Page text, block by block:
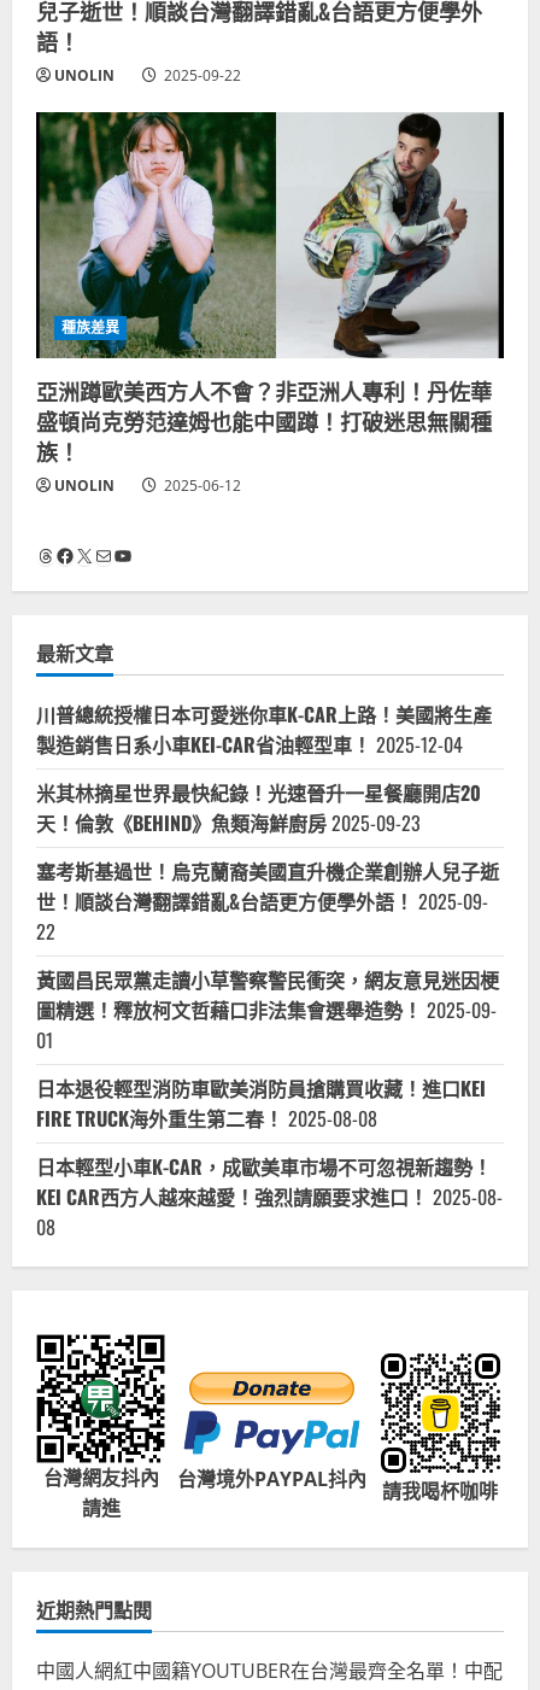
兒子逝世！順談台灣翻譯錯亂&台語更方便學外
語！
UNOLIN 2025-09-22
種族差異
亞洲蹲歐美西方人不會？非亞洲人專利！丹佐華
盛頓尚克勞范達姆也能中國蹲！打破迷思無關種
族！
UNOLIN 2025-06-12
Threads
Facebook
X 電子郵件YouTube
最新文章
川普總統授權日本可愛迷你車K-CAR上路！美國將生產
製造銷售日系小車KEI-CAR省油輕型車！ 2025-12-04
米其林摘星世界最快紀錄！光速晉升一星餐廳開店20
天！倫敦《BEHIND》魚類海鮮廚房2025-09-23
塞考斯基過世！烏克蘭裔美國直升機企業創辦人兒子逝
世！順談台灣翻譯錯亂&台語更方便學外語！ 2025-09-
22
黃國昌民眾黨走讀小草警察警民衝突，網友意見迷因梗
圖精選！釋放柯文哲藉口非法集會選舉造勢！ 2025-09-
01
日本退役輕型消防車歐美消防員搶購買收藏！進口KEI
FIRE TRUCK海外重生第二春！ 2025-08-08
日本輕型小車K-CAR，成歐美車市場不可忽視新趨勢！
KEI CAR西方人越來越愛！強烈請願要求進口！ 2025-08-
08
台灣網友抖內
請進
台灣境外PAYPAL抖內 請我喝杯咖啡
近期熱門點閱
中國人網紅中國籍YOUTUBER在台灣最齊全名單！中配